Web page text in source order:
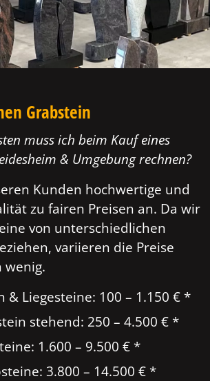
Grabstein
muss ich beim Kauf eines
& Umgebung rechnen?
Kunden hochwertige und
zu fairen Preisen an. Da wir
von unterschiedlichen
variieren die Preise
& Liegesteine: 100 – 1.150 € *
stehend: 250 – 4.500 € *
1.600 – 9.500 € *
3.800 – 14.500 € *